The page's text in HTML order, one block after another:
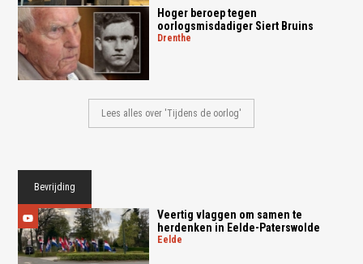
Hoger beroep tegen
oorlogsmisdadiger Siert Bruins
drenthe
Lees alles over 'Tijdens de oorlog'
Bevrijding
Veertig vlaggen om samen te
herdenken in Eelde-Paterswolde
eelde